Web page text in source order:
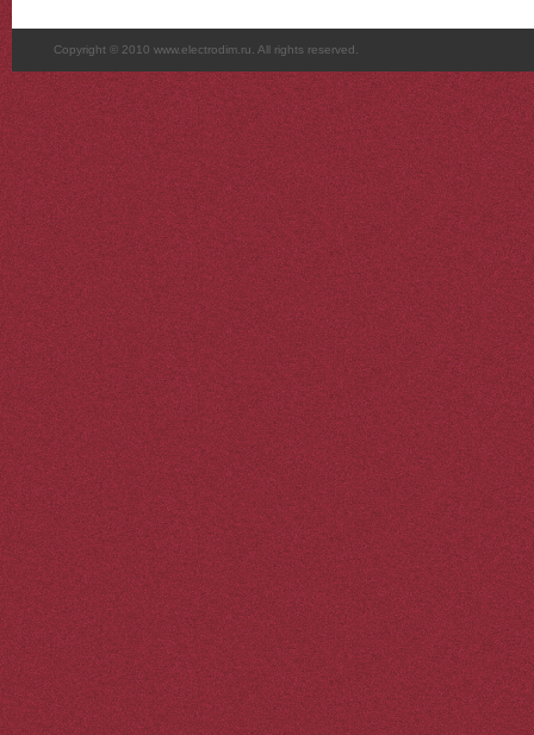
Copyright © 2010 www.electrodim.ru. All rights reserved.